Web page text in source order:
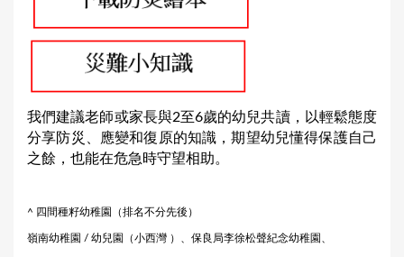
我們建議老師或家長與2至6歲的幼兒共讀，以輕鬆態度
分享防災、應變和復原的知識，期望幼兒懂得保護自己
之餘，也能在危急時守望相助。
^ 四間種籽幼稚園（排名不分先後）
嶺南幼稚園 / 幼兒園（小西灣 ）、保良局李徐松聲紀念幼稚園、